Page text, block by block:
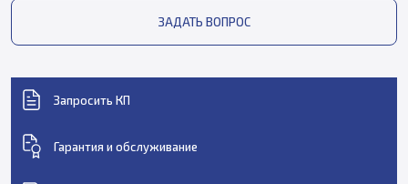
ЗАДАТЬ ВОПРОС
Запросить КП
Гарантия и обслуживание